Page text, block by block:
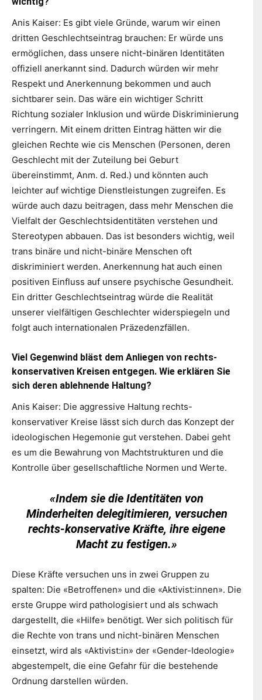
Anis Kaiser: Es gibt viele Gründe, warum wir einen
dritten Geschlechtseintrag brauchen: Er würde uns
ermöglichen, dass unsere nicht-binären Identitäten
offiziell anerkannt sind. Dadurch würden wir mehr
Respekt und Anerkennung bekommen und auch
sichtbarer sein. Das wäre ein wichtiger Schritt
Richtung sozialer Inklusion und würde Diskriminierung
verringern. Mit einem dritten Eintrag hätten wir die
gleichen Rechte wie cis Menschen (Personen, deren
Geschlecht mit der Zuteilung bei Geburt
übereinstimmt, Anm. d. Red.) und könnten auch
leichter auf wichtige Dienstleistungen zugreifen. Es
würde auch dazu beitragen, dass mehr Menschen die
Vielfalt der Geschlechtsidentitäten verstehen und
Stereotypen abbauen. Das ist besonders wichtig, weil
trans binäre und nicht-binäre Menschen oft
diskriminiert werden. Anerkennung hat auch einen
positiven Einfluss auf unsere psychische Gesundheit.
Ein dritter Geschlechtseintrag würde die Realität
unserer vielfältigen Geschlechter widerspiegeln und
folgt auch internationalen Präzedenzfällen.
Viel Gegenwind bläst dem Anliegen von rechts-
konservativen Kreisen entgegen. Wie erklären Sie
sich deren ablehnende Haltung?
Anis Kaiser: Die aggressive Haltung rechts-
konservativer Kreise lässt sich durch das Konzept der
ideologischen Hegemonie gut verstehen. Dabei geht
es um die Bewahrung von Machtstrukturen und die
Kontrolle über gesellschaftliche Normen und Werte.
«Indem sie die Identitäten von
Minderheiten delegitimieren, versuchen
rechts-konservative Kräfte, ihre eigene
Macht zu festigen.»
Diese Kräfte versuchen uns in zwei Gruppen zu
spalten: Die «Betroffenen» und die «Aktivist:innen». Die
erste Gruppe wird pathologisiert und als schwach
dargestellt, die «Hilfe» benötigt. Wer sich politisch für
die Rechte von trans und nicht-binären Menschen
einsetzt, wird als «Aktivist:in» der «Gender-Ideologie»
abgestempelt, die eine Gefahr für die bestehende
Ordnung darstellen würden.